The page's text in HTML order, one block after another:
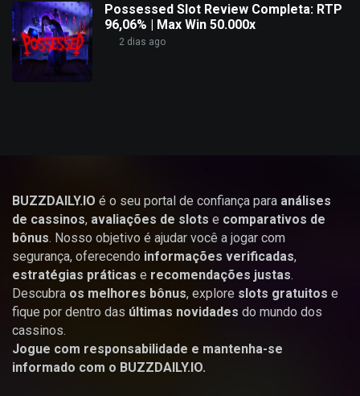
Possessed Slot Review Completa: RTP
96,06% | Max Win 50.000x
2 dias ago
BUZZDAILY.IO é o seu portal de confiança para análises
de cassinos, avaliações de slots e comparativos de
bônus. Nosso objetivo é ajudar você a jogar com
segurança, oferecendo informações verificadas,
estratégias práticas e recomendações justas.
Descubra os melhores bônus, explore slots gratuitos e
fique por dentro das últimas novidades do mundo dos
cassinos.
Jogue com responsabilidade e mantenha-se
informado com o BUZZDAILY.IO.